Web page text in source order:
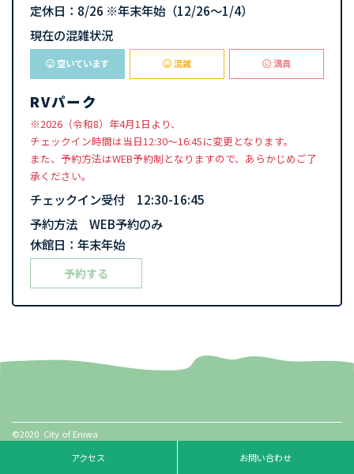
定休日：8/26 ※年末年始（12/26～1/4）
現在の混雑状況
空いています 混雑 満員
RVパーク
※2026（令和8）年4月1日より、
チェックイン時間は当日12:30〜16:45に変更となります。
また、予約方法はWEB予約制となりますので、あらかじめご了
承ください。
チェックイン受付 12:30-16:45
予約方法 WEB予約のみ
休館日：年末年始
予約する
©2020 City of Eniwa
アクセス
お問い合わせ